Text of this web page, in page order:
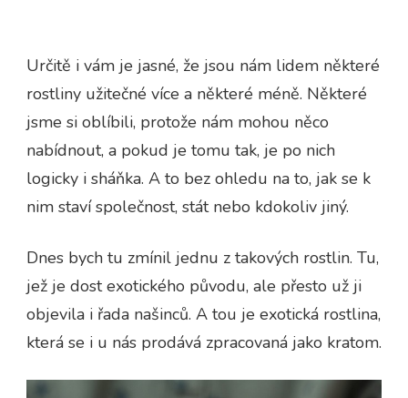
Určitě i vám je jasné, že jsou nám lidem některé
rostliny užitečné více a některé méně. Některé
jsme si oblíbili, protože nám mohou něco
nabídnout, a pokud je tomu tak, je po nich
logicky i sháňka. A to bez ohledu na to, jak se k
nim staví společnost, stát nebo kdokoliv jiný.
Dnes bych tu zmínil jednu z takových rostlin. Tu,
jež je dost exotického původu, ale přesto už ji
objevila i řada našinců. A tou je exotická rostlina,
která se i u nás prodává zpracovaná jako kratom.